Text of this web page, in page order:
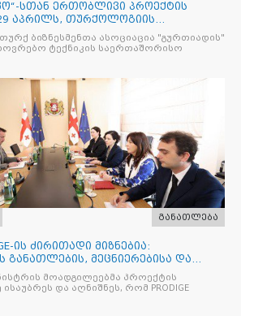
სთან ერთობლივი პროექტის
აპრილს, თურქოლოგიის
და თბილისის
ბიზნესმენთა ასოციაცია "გურთიადის"
ტექნიკის საერთაშორისო
განათლება
ის ძირითადი მიზნებია:
განათლების, მეცნიერებისა და
სამინისტრმოადგილეებმა პროექტის
და აღნიშნეს, რომ PRODIGE